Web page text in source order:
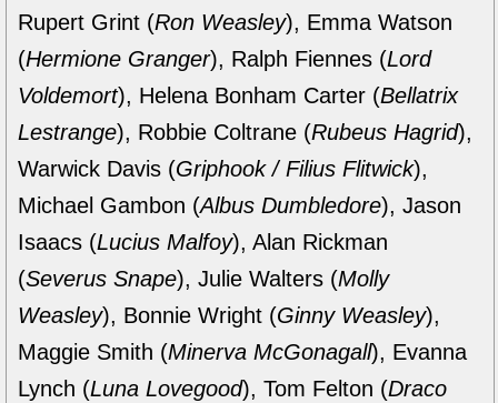
Rupert Grint (Ron Weasley), Emma Watson
(Hermione Granger), Ralph Fiennes (Lord
Voldemort), Helena Bonham Carter (Bellatrix
Lestrange), Robbie Coltrane (Rubeus Hagrid),
Warwick Davis (Griphook / Filius Flitwick),
Michael Gambon (Albus Dumbledore), Jason
Isaacs (Lucius Malfoy), Alan Rickman
(Severus Snape), Julie Walters (Molly
Weasley), Bonnie Wright (Ginny Weasley),
Maggie Smith (Minerva McGonagall), Evanna
Lynch (Luna Lovegood), Tom Felton (Draco